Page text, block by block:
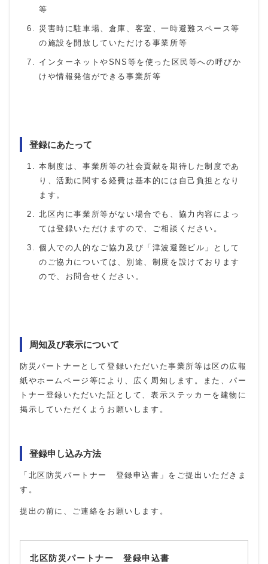
等
災害時に駐車場、倉庫、客室、一時避難スペース等
の施設を開放していただける事業所等
インターネットやSNS等を使った区民等への呼びか
けや情報発信ができる事業所等
登録にあたって
本制度は、事業所等の社会貢献を期待した制度であ
り、活動に関する経費は基本的には自己負担となり
ます。
北区内に事業所等がない場合でも、協力内容によっ
ては登録いただけますので、ご相談ください。
個人での人的なご協力及び「津波避難ビル」として
のご協力については、別途、制度を設けております
ので、お問合せください。
周知及び表示について
防災パートナーとして登録いただいた事業所等は区の広報
紙やホームページ等により、広く周知します。また、パー
トナー登録いただいた証として、表示ステッカーを建物に
掲示していただくようお願いします。
登録申し込み方法
「北区防災パートナー 登録申込書」をご提出いただきま
す。
提出の前に、ご連絡をお願いします。
北区防災パートナー 登録申込書